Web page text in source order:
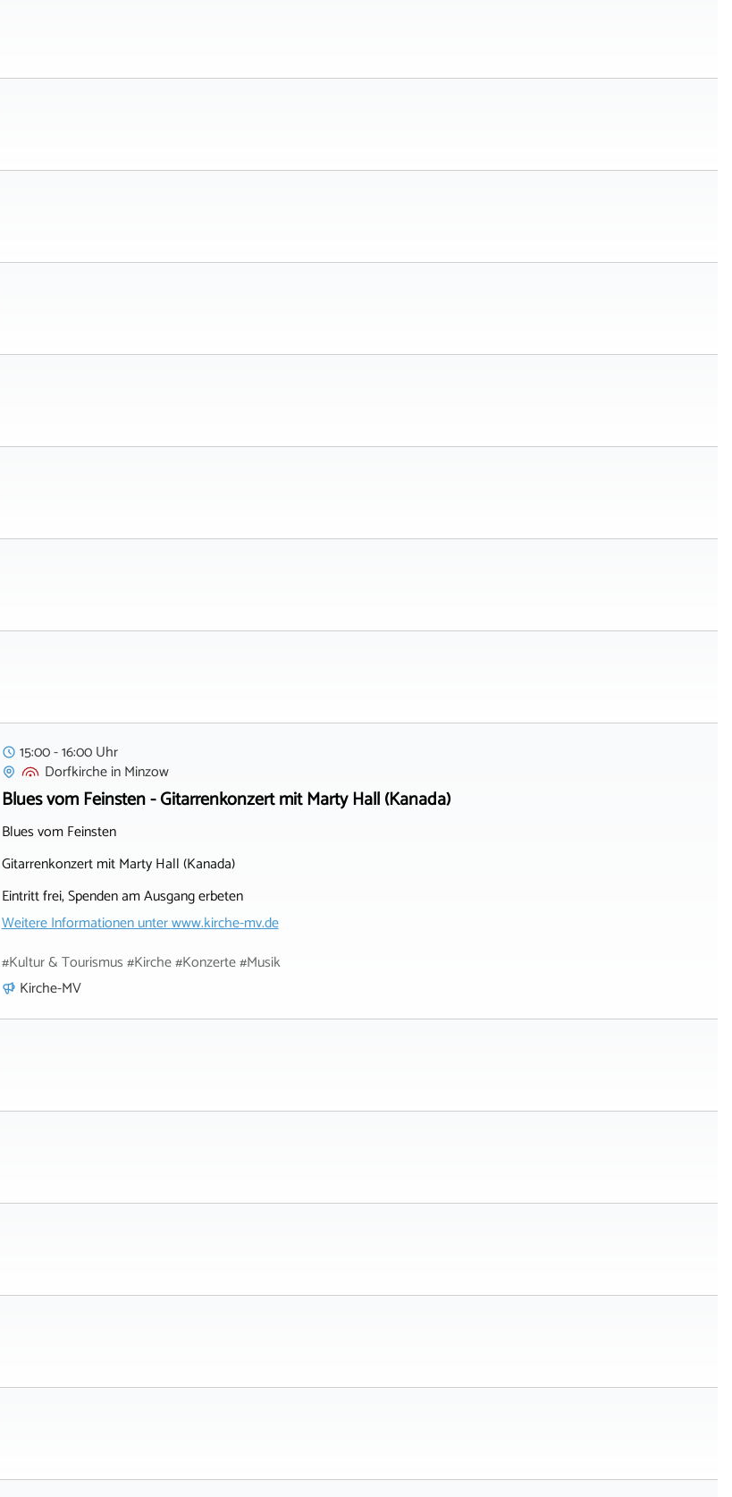
15:00 - 16:00 Uhr
DorfkircheinMinzow
Blues vom Feinsten - Gitarrenkonzert mit Marty Hall (Kanada)
Blues vom Feinsten
Gitarrenkonzert mit Marty Hall (Kanada)
Eintritt frei, Spenden am Ausgang erbeten
Weitere Informationen unterwww.kirche-mv.de
#Kultur & Tourismus #Kirche #Konzerte #Musik
Kirche-MV